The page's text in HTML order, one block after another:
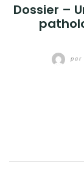
Dossier –
par